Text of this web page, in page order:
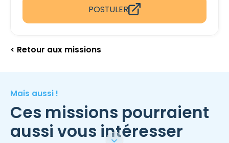
POSTULER
< Retour aux missions
Mais aussi !
Ces missions pourraient
aussi vous intéresser